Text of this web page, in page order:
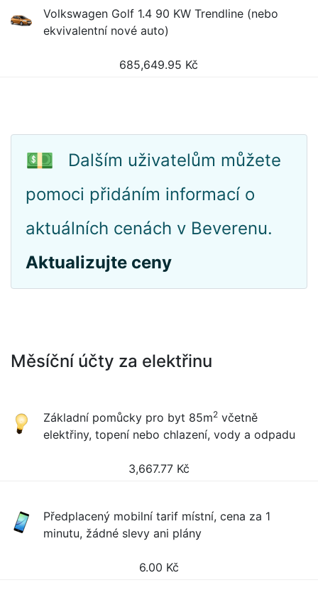
Volkswagen Golf 1.4 90 KW Trendline (nebo
ekvivalentní nové auto)
685,649.95 Kč
💵
Dalším uživatelům můžete
pomoci přidáním informací o
aktuálních cenách v Beverenu.
Aktualizujte ceny
Měsíční účty za elektřinu
Základní pomůcky pro byt 85m2 včetně
elektřiny, topení nebo chlazení, vody a odpadu
3,667.77 Kč
Předplacený mobilní tarif místní, cena za 1
minutu, žádné slevy ani plány
6.00 Kč